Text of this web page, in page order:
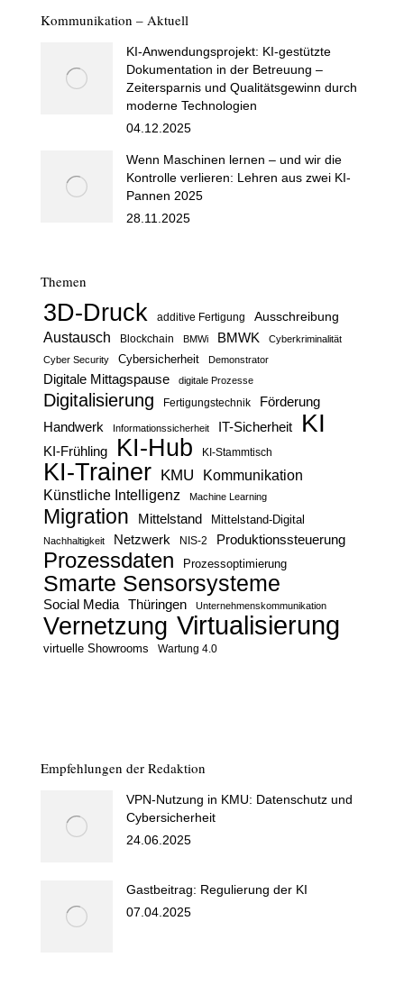
Kommunikation – Aktuell
KI-Anwendungsprojekt: KI-gestützte
Dokumentation in der Betreuung –
Zeitersparnis und Qualitätsgewinn durch
moderne Technologien
04.12.2025
Wenn Maschinen lernen – und wir die
Kontrolle verlieren: Lehren aus zwei KI-
Pannen 2025
28.11.2025
Themen
3D-Druck additive Fertigung Ausschreibung
Austausch Blockchain BMWi BMWK
Cyberkriminalität
Cyber Security
Cybersicherheit Demonstrator
Digitale Mittagspause digitale Prozesse
Digitalisierung Fertigungstechnik Förderung
Handwerk Informationssicherheit IT-Sicherheit KI
KI-Frühling KI-Hub KI-Stammtisch
KI-Trainer KMU
Kommunikation
Künstliche Intelligenz
Machine Learning
Migration Mittelstand Mittelstand-Digital
Nachhaltigkeit Netzwerk NIS-2 Produktionssteuerung
Prozessdaten Prozessoptimierung
Smarte Sensorsysteme
Social Media Thüringen Unternehmenskommunikation
Vernetzung Virtualisierung
virtuelle Showrooms Wartung 4.0
Empfehlungen der Redaktion
VPN-Nutzung in KMU: Datenschutz und
Cybersicherheit
24.06.2025
Gastbeitrag: Regulierung der KI
07.04.2025